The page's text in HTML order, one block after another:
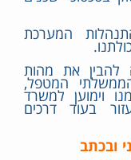
המערכת
להבין את מהות
המטפל,
וימוען למשרד
בעוד דרכים
ובכתב